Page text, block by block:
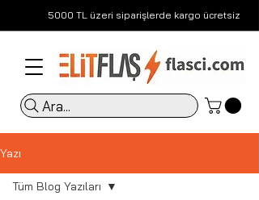
5000 TL üzeri siparişlerde kargo ücretsiz
Ara...
Yazı
Tüm Blog Yazıları